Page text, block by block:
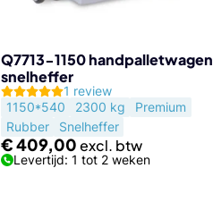
Q7713-1150 handpalletwagen
snelheffer
1 review
1150*540
2300 kg
Premium
Rubber
Snelheffer
€409,00
Levertijd: 1 tot 2 weken